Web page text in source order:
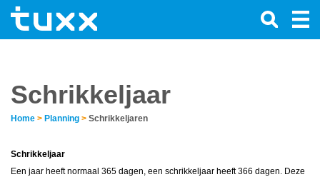
Schrikkeljaar
Home > Planning > Schrikkeljaren
Schrikkeljaar
Een jaar heeft normaal 365 dagen, een schrikkeljaar heeft 366 dagen. Deze